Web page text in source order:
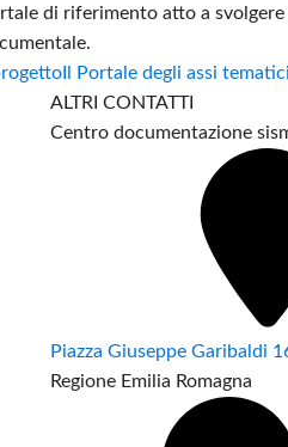
di riferimento atto a
Il Portale degli assi tematici
ALTRI CONTATTI
Centro documentazione
Piazza Giuseppe Garibaldi
Regione Emilia Romagna